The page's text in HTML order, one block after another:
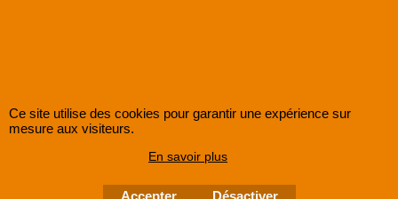
Ce site utilise des cookies pour garantir une expérience sur
mesure aux visiteurs.
En savoir plus